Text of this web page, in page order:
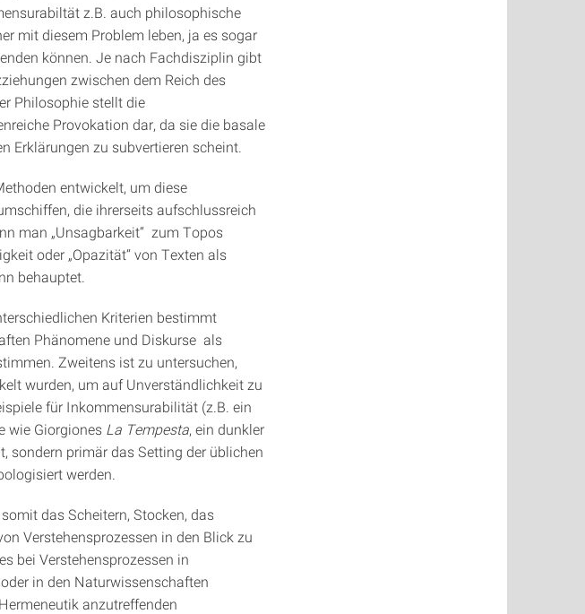
z.B. auch philosophische
mit diesem Problem leben, ja es sogar
können. Je nach Fachdisziplin gibt
zwischen dem Reich des
Philosophie stellt die
Provokation dar, da sie die basale
Erklärungen zu subvertieren scheint.
entwickelt, um diese
die ihrerseits aufschlussreich
man „Unsagbarkeit“ zum Topos
oder „Opazität“ von Texten als
behauptet.
Kriterien bestimmt
Phänomene und Diskurse als
Zweitens ist zu untersuchen,
wurden, um auf Unverständlichkeit zu
für Inkommensurabilität (z.B. ein
wie Giorgiones La Tempesta, ein dunkler
sondern primär das Setting der üblichen
werden.
das Scheitern, Stocken, das
Verstehensprozessen in den Blick zu
bei Verstehensprozessen in
in den Naturwissenschaften
anzutreffenden